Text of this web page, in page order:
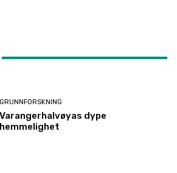
GRUNNFORSKNING
Varangerhalvøyas dype
hemmelighet